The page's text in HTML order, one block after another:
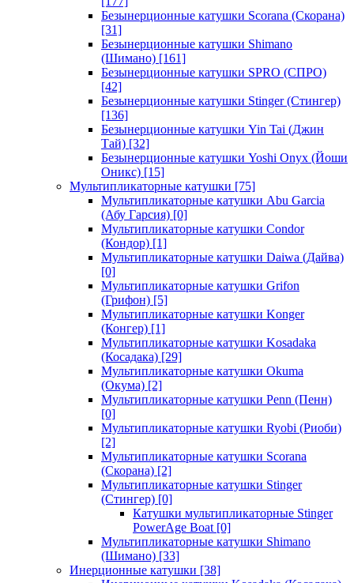
Безынерционные катушки Scorana (Скорана)
[31]
Безынерционные катушки Shimano
(Шимано) [161]
Безынерционные катушки SPRO (СПРО)
[42]
Безынерционные катушки Stinger (Стингер)
[136]
Безынерционные катушки Yin Tai (Джин
Тай) [32]
Безынерционные катушки Yoshi Onyx (Йоши
Оникс) [15]
Мультипликаторные катушки [75]
Мультипликаторные катушки Abu Garcia
(Абу Гарсия) [0]
Мультипликаторные катушки Condor
(Кондор) [1]
Мультипликаторные катушки Daiwa (Дайва)
[0]
Мультипликаторные катушки Grifon
(Грифон) [5]
Мультипликаторные катушки Konger
(Конгер) [1]
Мультипликаторные катушки Kosadaka
(Косадака) [29]
Мультипликаторные катушки Okuma
(Окума) [2]
Мультипликаторные катушки Penn (Пенн)
[0]
Мультипликаторные катушки Ryobi (Риоби)
[2]
Мультипликаторные катушки Scorana
(Скорана) [2]
Мультипликаторные катушки Stinger
(Стингер) [0]
Катушки мультипликаторные Stinger
PowerAge Boat [0]
Мультипликаторные катушки Shimano
(Шимано) [33]
Инерционные катушки [38]